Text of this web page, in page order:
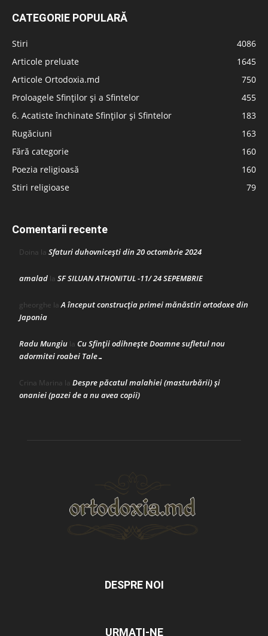
CATEGORIE POPULARĂ
Stiri
4086
Articole preluate
1645
Articole Ortodoxia.md
750
Proloagele Sfinților și a Sfintelor
455
6. Acatiste închinate Sfinților și Sfintelor
183
Rugăciuni
163
Fără categorie
160
Poezia religioasă
160
Stiri religioase
79
Comentarii recente
Doina la Sfaturi duhovnicești din 20 octombrie 2024
amalad la SF SILUAN ATHONITUL -11/ 24 SEPEMBRIE
gheorghe laA început construcţia primei mănăstiri ortodoxe din
Japonia
Radu Mungiu la Cu Sfinții odihnește Doamne sufletul nou
adormitei roabei Tale…
Crina Marina la Despre păcatul malahiei (masturbării) şi
onaniei (pazei de a nu avea copii)
DESPRE NOI
URMAȚI-NE